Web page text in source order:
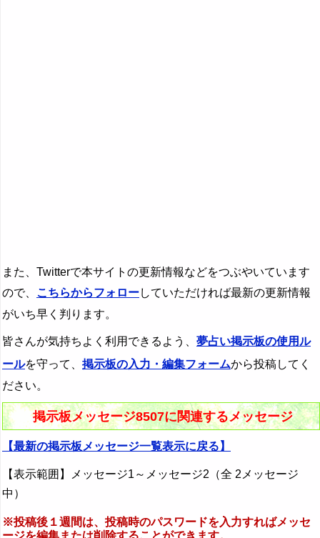
また、Twitterで本サイトの更新情報などをつぶやいています
ので、 こちらからフォローしていただければ最新の更新情報
がいち早く判ります。
皆さんが気持ちよく利用できるよう、 夢占い掲示板の使用ル
ールを守って、 掲示板の入力・編集フォームから投稿してく
ださい。
掲示板メッセージ8507に関連するメッセージ
【最新の掲示板メッセージ一覧表示に戻る】
【表示範囲】メッセージ1～メッセージ2（全 2メッセージ
中）
※投稿後１週間は、投稿時のパスワードを入力すればメッセ
ージを編集または削除することができます。